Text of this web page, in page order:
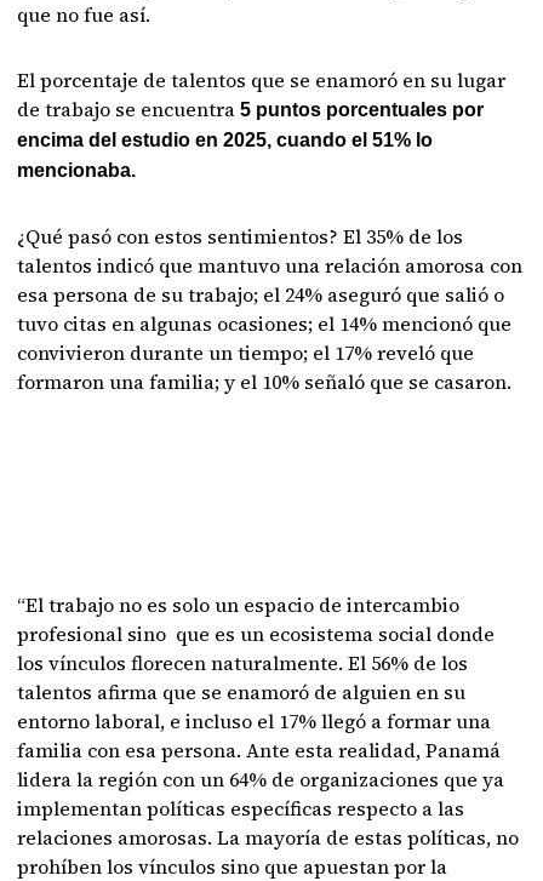
que no fue así.
El porcentaje de talentos que se enamoró en su lugar
de trabajo se encuentra5 puntos porcentuales por
encima del estudio en 2025, cuando el 51% lo
mencionaba.
¿Qué pasó con estos sentimientos? El 35% de los
talentos indicó que mantuvo una relación amorosa con
esa persona de su trabajo; el 24% aseguró que salió o
tuvo citas en algunas ocasiones; el 14% mencionó que
convivieron durante un tiempo; el 17% reveló que
formaron una familia; y el 10% señaló que se casaron.
“El trabajo no es solo un espacio de intercambio
profesional sino que es un ecosistema social donde
los vínculos florecen naturalmente. El 56% de los
talentos afirma que se enamoró de alguien en su
entorno laboral, e incluso el 17% llegó a formar una
familia con esa persona. Ante esta realidad, Panamá
lidera la región con un 64% de organizaciones que ya
implementan políticas específicas respecto a las
relaciones amorosas. La mayoría de estas políticas, no
prohíben los vínculos sino que apuestan por la